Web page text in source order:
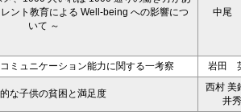
ント教育による Well-being への影響につ
いて ～
中尾
ミュニケーション能力に関する一考察 岩田
な子供の貧困と満足度
西村 美
井